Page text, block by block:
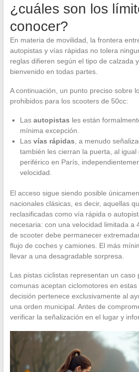
¿cuáles son los
conocer?
En materia de movilidad, la frontera
autopistas y vías rápidas no tolera
reglas difieren según el tipo de calzada
bienvenido en todas partes.
A continuación, un punto preciso sobre
prohibidos para los scooters de 50cc:
Las autopistas les están
mínima excepción.
Las vías rápidas , a menudo
también les cierran la puerta, al igual
periférico en París,
velocidad.
El acceso sigue siendo posible
nacionales clásicas, es decir, aquellas
reclasificadas como vía rápida o
necesaria: con una velocidad limitada a
de scooter debe permanecer
flujo de coches y camiones. El más
llevar a una desagradable sorpresa.
Las pistas ciclistas representan un caso
comunas aceptan ciclomotores en
decisión pertenece exclusivamente al
una orden municipal. Antes de
verificar la señalización en el lugar y